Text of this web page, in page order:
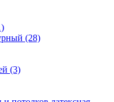
(28)
(3)